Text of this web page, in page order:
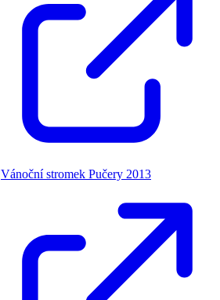
Vánoční stromek Pučery 2013